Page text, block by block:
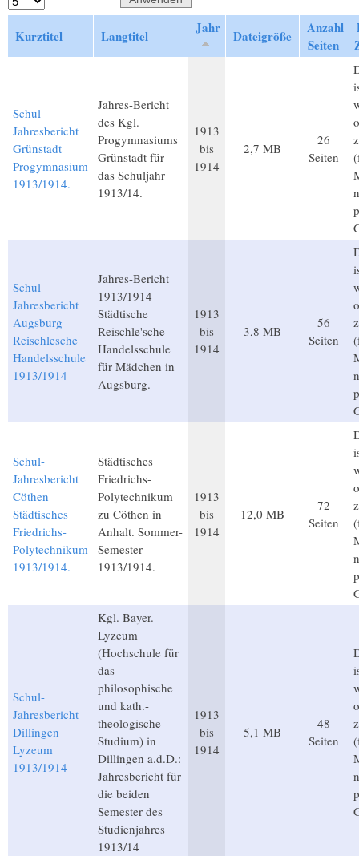
Kurztitel Langtitel Jahr Dateigröße
Anzahl
Seiten
Schul-
Jahresbericht
Grünstadt
Progymnasium
1913/1914.
Jahres-Bericht
des Kgl.
Progymnasiums
Grünstadt für
das Schuljahr
1913/14.
1913
bis
1914
2,7 MB
26
Seiten
Schul-
Jahresbericht
Augsburg
Reischlesche
Handelsschule
1913/1914
Jahres-Bericht
1913/1914
Städtische
Reischle'sche
Handelsschule
für Mädchen in
Augsburg.
1913
bis
1914
3,8 MB
56
Seiten
Schul-
Jahresbericht
Cöthen
Städtisches
Friedrichs-
Polytechnikum
1913/1914.
Städtisches
Friedrichs-
Polytechnikum
zu Cöthen in
Anhalt. Sommer-
Semester
1913/1914.
1913
bis
1914
12,0 MB
72
Seiten
Schul-
Jahresbericht
Dillingen
Lyzeum
1913/1914
Kgl. Bayer.
Lyzeum
(Hochschule für
das
philosophische
und kath.-
theologische
Studium) in
Dillingen a.d.D.:
Jahresbericht für
die beiden
Semester des
Studienjahres
1913/14
1913
bis
1914
5,1 MB
48
Seiten